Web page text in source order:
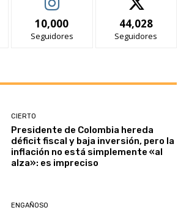
10,000
Seguidores
44,028
Seguidores
CIERTO
Presidente de Colombia hereda
déficit fiscal y baja inversión, pero la
inflación no está simplemente «al
alza»: es impreciso
ENGAÑOSO